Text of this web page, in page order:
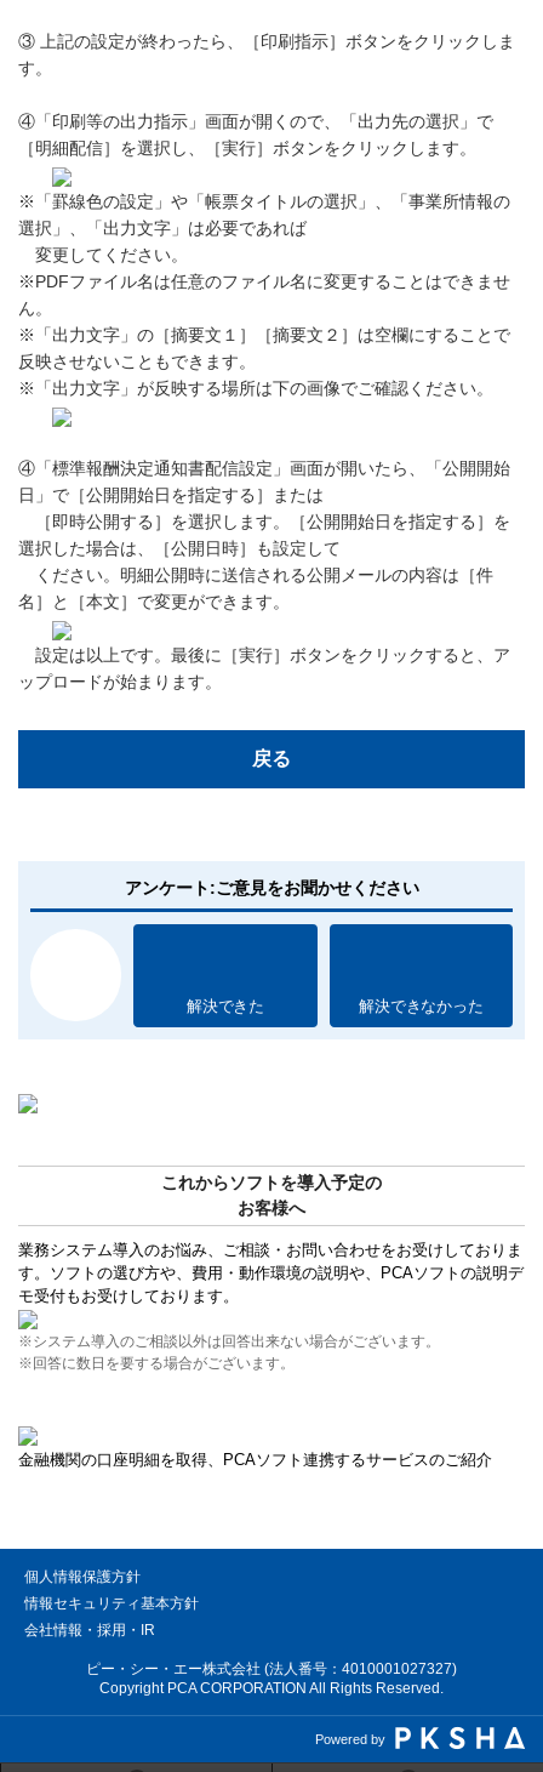
③ 上記の設定が終わったら、［印刷指示］ボタンをクリックしま
す。
④「印刷等の出力指示」画面が開くので、「出力先の選択」で
［明細配信］を選択し、［実行］ボタンをクリックします。
※「罫線色の設定」や「帳票タイトルの選択」、「事業所情報の
選択」、「出力文字」は必要であれば
変更してください。
※PDFファイル名は任意のファイル名に変更することはできませ
ん。
※「出力文字」の［摘要文１］［摘要文２］は空欄にすることで
反映させないこともできます。
※「出力文字」が反映する場所は下の画像でご確認ください。
④「標準報酬決定通知書配信設定」画面が開いたら、「公開開始
日」で［公開開始日を指定する］または
［即時公開する］を選択します。［公開開始日を指定する］を
選択した場合は、［公開日時］も設定して
ください。明細公開時に送信される公開メールの内容は［件
名］と［本文］で変更ができます。
設定は以上です。最後に［実行］ボタンをクリックすると、ア
ップロードが始まります。
戻る
アンケート:ご意見をお聞かせください
解決できた 解決できなかった
これからソフトを導入予定の
お客様へ
業務システム導入のお悩み、ご相談・お問い合わせをお受けしておりま
す。ソフトの選び方や、費用・動作環境の説明や、PCAソフトの説明デ
モ受付もお受けしております。
※システム導入のご相談以外は回答出来ない場合がございます。
※回答に数日を要する場合がございます。
金融機関の口座明細を取得、PCAソフト連携するサービスのご紹介
個人情報保護方針
情報セキュリティ基本方針
会社情報・採用・IR
ピー・シー・エー株式会社 (法人番号：4010001027327)
Copyright PCA CORPORATION All Rights Reserved.
Powered by